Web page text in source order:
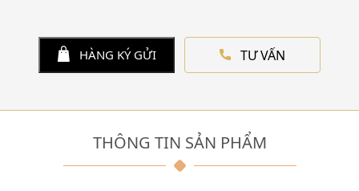
HÀNG KÝ GỬI TƯ VẤN
THÔNG TIN SẢN PHẨM